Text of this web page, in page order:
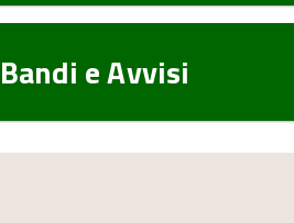
Bandi e Avvisi